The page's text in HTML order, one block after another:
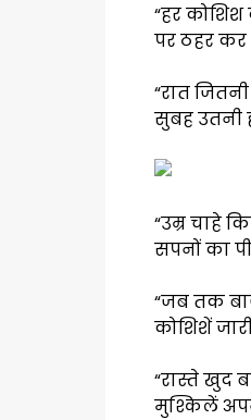
“हर
पर ठहर कर
“रात
सुबह उतनी
“उम्र चाहे
सपनों का
“जब तक
कोशिशें
“रास्ते खुद
मुश्किलें